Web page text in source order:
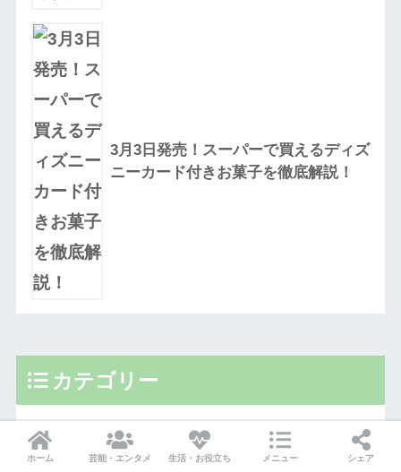
3月3日発売！スーパーで買えるディズ
ニーカード付きお菓子を徹底解説！
カテゴリー
美容
ホーム 芸能・エンタメ 生活・お役立ち メニュー シェア